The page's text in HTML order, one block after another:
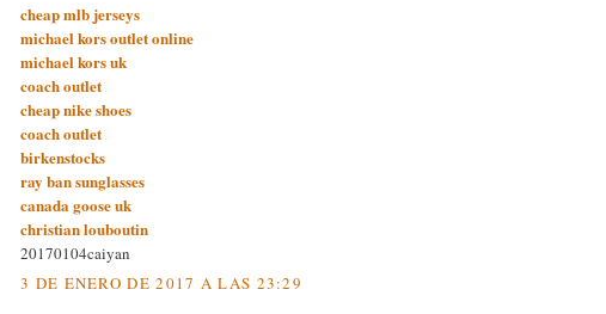
cheap mlb jerseys
michael kors outlet online
michael kors uk
coach outlet
cheap nike shoes
coach outlet
birkenstocks
ray ban sunglasses
canada goose uk
christian louboutin
20170104caiyan
3 DE ENERO DE 2017 A LAS 23:29